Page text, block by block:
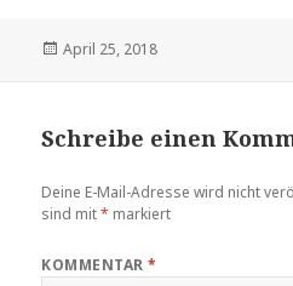
Veröffentlicht
April 25, 2018
Schreibe einen
Deine E-Mail-Adresse wird nicht
sind mit* markiert
KOMMENTAR*